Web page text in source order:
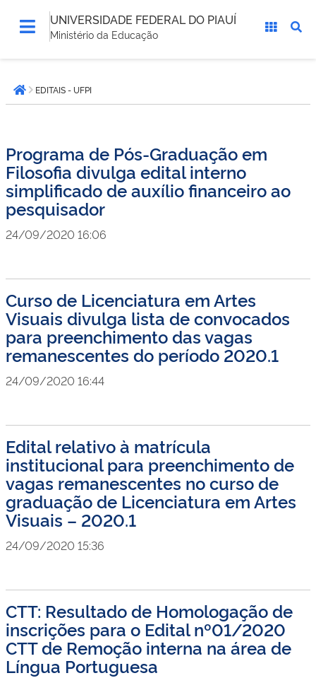
UNIVERSIDADE FEDERAL DO PIAUÍ
Ministério da Educação
está
aqui:Página inicial
EDITAIS - UFPI
Programa de Pós-Graduação em
Filosofia divulga edital interno
simplificado de auxílio financeiro ao
pesquisador
24/09/2020 16:06
Curso de Licenciatura em Artes
Visuais divulga lista de convocados
para preenchimento das vagas
remanescentes do período 2020.1
24/09/2020 16:44
Edital relativo à matrícula
institucional para preenchimento de
vagas remanescentes no curso de
graduação de Licenciatura em Artes
Visuais – 2020.1
24/09/2020 15:36
CTT: Resultado de Homologação de
inscrições para o Edital nº01/2020
CTT de Remoção interna na área de
Língua Portuguesa